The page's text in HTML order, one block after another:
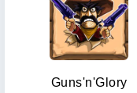
Guns'n'Glory